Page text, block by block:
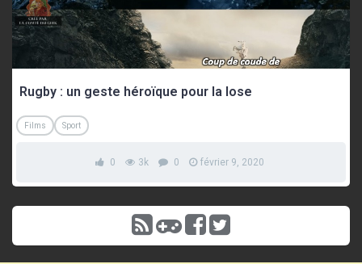
Rugby : un geste héroïque pour la lose
Films Sport
0 3k 0 février 9, 2020